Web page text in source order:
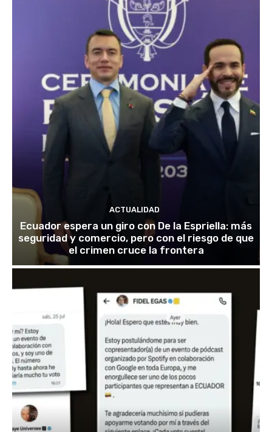
ACTUALIDAD
Ecuador espera un giro con De la Espriella: más
seguridad y comercio, pero con el riesgo de que
el crimen cruce la frontera